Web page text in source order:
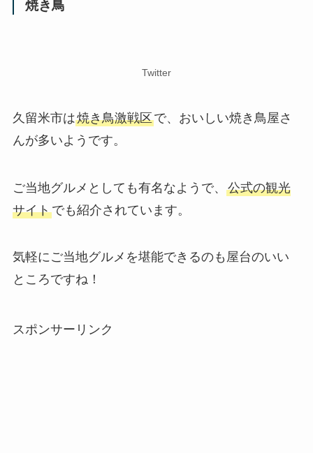
焼き鳥
Twitter
久留米市は焼き鳥激戦区で、おいしい焼き鳥屋さ
んが多いようです。
ご当地グルメとしても有名なようで、 公式の観光
サイトでも紹介されています。
気軽にご当地グルメを堪能できるのも屋台のいい
ところですね！
スポンサーリンク